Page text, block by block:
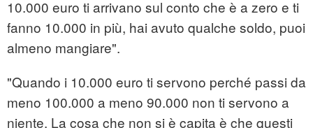
10.000 euro ti arrivano sul conto che è a zero e ti
fanno 10.000 in più, hai avuto qualche soldo, puoi
almeno mangiare".
"Quando i 10.000 euro ti servono perché passi da
meno 100.000 a meno 90.000 non ti servono a
niente. La cosa che non si è capita è che questi